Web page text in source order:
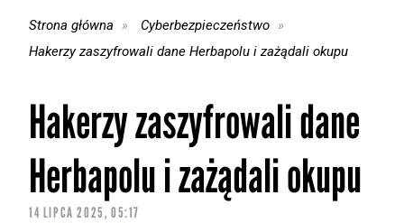
Strona główna
Cyberbezpieczeństwo
Hakerzy zaszyfrowali dane Herbapolu i zażądali okupu
Hakerzy zaszyfrowali dane
Herbapolu i zażądali okupu
14 LIPCA 2025, 05:17